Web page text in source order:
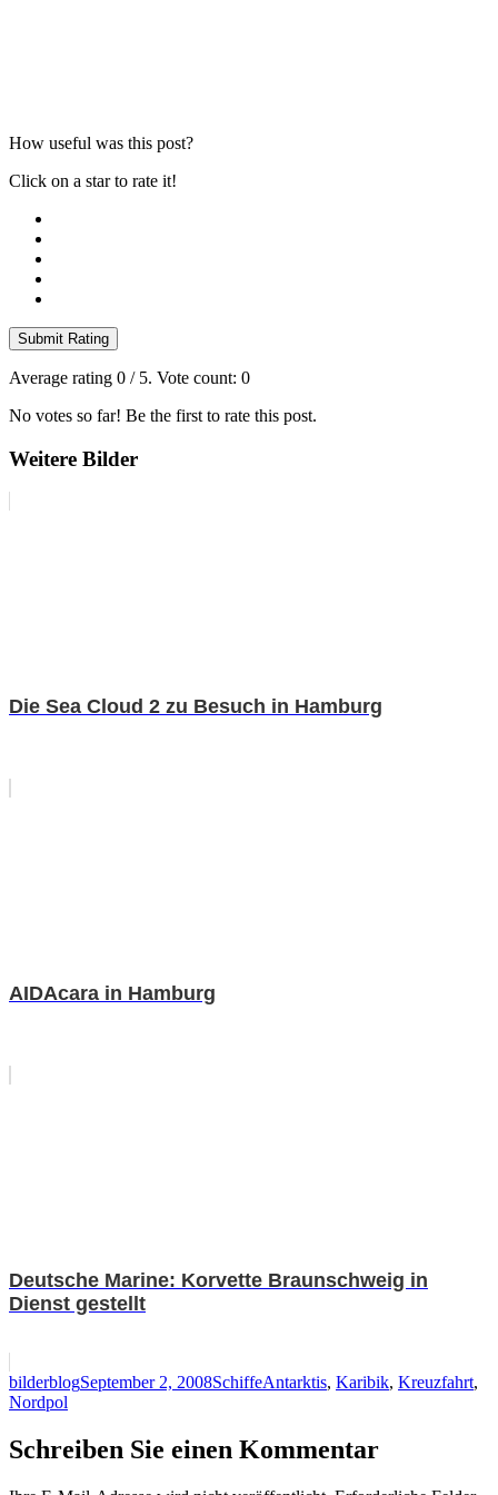
How useful was this post?
Click on a star to rate it!
Submit Rating
Average rating 0 / 5. Vote count: 0
No votes so far! Be the first to rate this post.
Weitere Bilder
Die Sea Cloud 2 zu Besuch in Hamburg
AIDAcara in Hamburg
Deutsche Marine: Korvette Braunschweig in
Dienst gestellt
Autor
bilderblogVeröffentlicht
September 2, 2008Kategorien
SchiffeSchlagwörter
Antarktis, Karibik, Kreuzfahrt,
Nordpol
Schreiben Sie einen Kommentar